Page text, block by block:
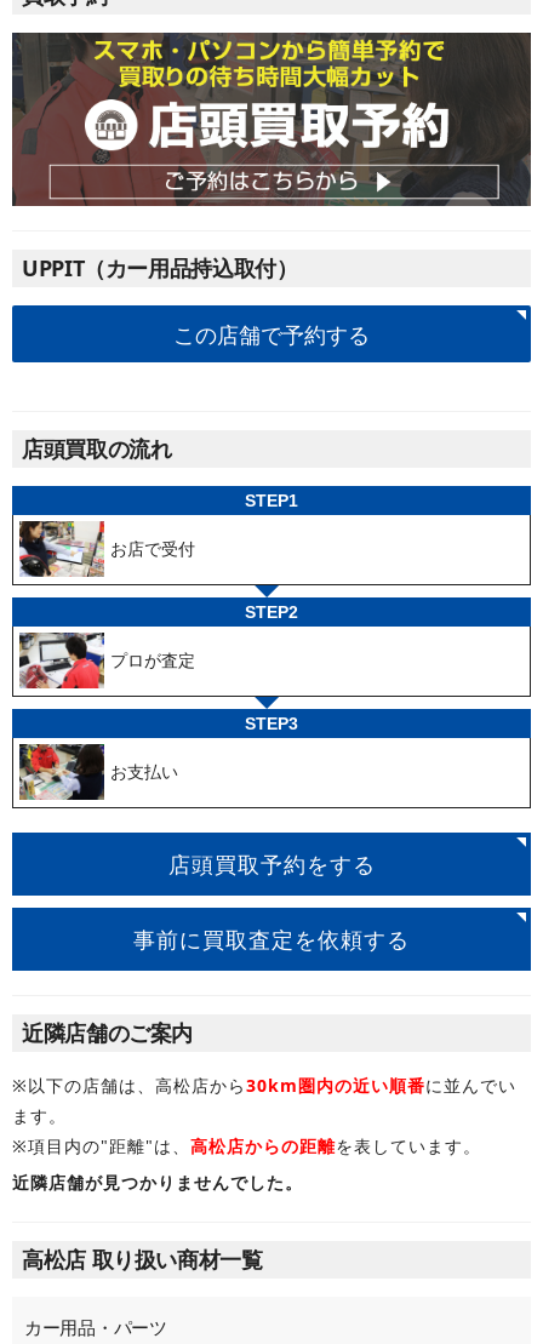
UPPIT（カー用品持込取付）
この店舗で予約する
店頭買取の流れ
STEP1
お店で受付
STEP2
プロが査定
STEP3
お支払い
店頭買取予約をする
事前に買取査定を依頼する
近隣店舗のご案内
※以下の店舗は、高松店から30km圏内の近い順番に並んでい
ます。
※項目内の"距離"は、 高松店からの距離を表しています。
近隣店舗が見つかりませんでした。
高松店 取り扱い商材一覧
カー用品・パーツ